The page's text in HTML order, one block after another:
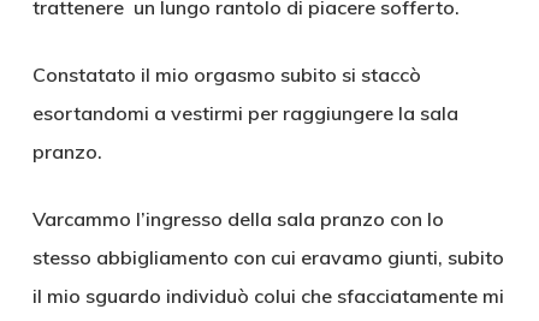
trattenere un lungo rantolo di piacere sofferto.
Constatato il mio orgasmo subito si staccò
esortandomi a vestirmi per raggiungere la sala
pranzo.
Varcammo l’ingresso della sala pranzo con lo
stesso abbigliamento con cui eravamo giunti, subito
il mio sguardo individuò colui che sfacciatamente mi